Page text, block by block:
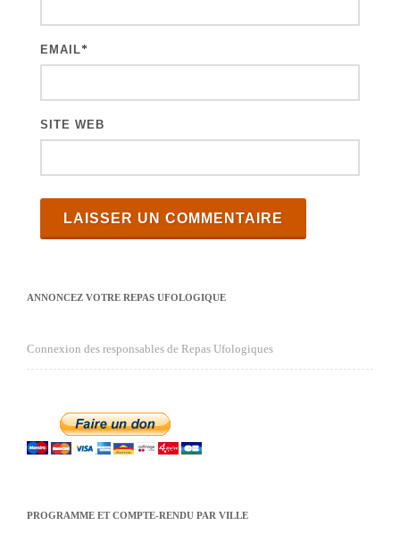
EMAIL*
SITE WEB
ANNONCEZ VOTRE REPAS UFOLOGIQUE
Connexion des responsables de Repas Ufologiques
PROGRAMME ET COMPTE-RENDU PAR VILLE